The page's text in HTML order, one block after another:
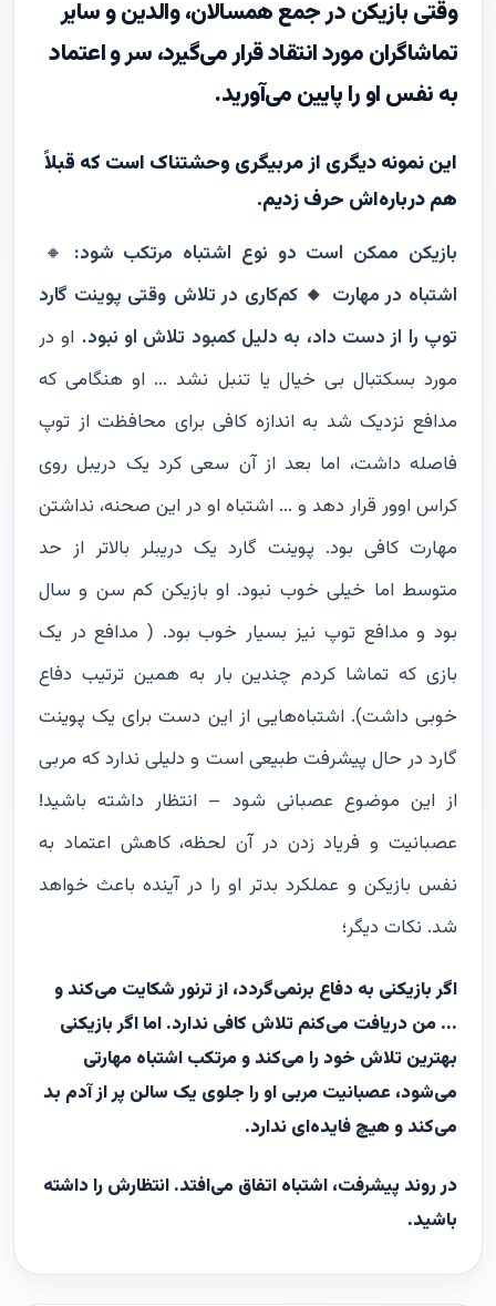
وقتی بازیکن در جمع همسالان، والدین و سایر
تماشاگران مورد انتقاد قرار می‌گیرد، سر و اعتماد
به نفس او را پایین می‌آورید.
این نمونه دیگری از مربیگری وحشتناک است که قبلاً
هم درباره‌اش حرف زدیم.
بازیکن ممکن است دو نوع اشتباه مرتکب شود: 🔸
اشتباه در مهارت 🔸 کم‌کاری در تلاش وقتی پوینت گارد
توپ را از دست داد، به دلیل کمبود تلاش او نبود. او در
مورد بسکتبال بی خیال یا تنبل نشد ... او هنگامی که
مدافع نزدیک شد به اندازه کافی برای محافظت از توپ
فاصله داشت، اما بعد از آن سعی کرد یک دریبل روی
کراس اوور قرار دهد و ... اشتباه او در این صحنه، نداشتن
مهارت کافی بود. پوینت گارد یک دریبلر بالاتر از حد
متوسط اما خیلی خوب نبود. او بازیکن کم سن و سال
بود و مدافع توپ نیز بسیار خوب بود. ( مدافع در یک
بازی که تماشا کردم چندین بار به همین ترتیب دفاع
خوبی داشت). اشتباه‌هایی از این دست برای یک پوینت
گارد در حال پیشرفت طبیعی است و دلیلی ندارد که مربی
از این موضوع عصبانی شود – انتظار داشته باشید!
عصبانیت و فریاد زدن در آن لحظه، کاهش اعتماد به
نفس بازیکن و عملکرد بدتر او را در آینده باعث خواهد
شد. نکات دیگر؛
اگر بازیکنی به دفاع برنمی‌گردد، از ترنور شکایت می‌کند و
... من دریافت می‌کنم تلاش کافی ندارد. اما اگر بازیکنی
بهترین تلاش خود را می‌کند و مرتکب اشتباه مهارتی
می‌شود، عصبانیت مربی او را جلوی یک سالن پر از آدم بد
می‌کند و هیچ فایده‌ای ندارد.
در روند پیشرفت، اشتباه‌ اتفاق می‌افتد. انتظارش را داشته
باشید.